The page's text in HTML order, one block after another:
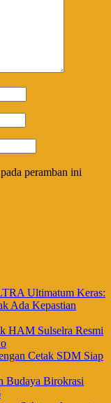
peramban ini
Ultimatum Keras:
Ada Kepastian
HAM Sulselra Resmi
Cetak SDM Siap
Budaya Birokrasi